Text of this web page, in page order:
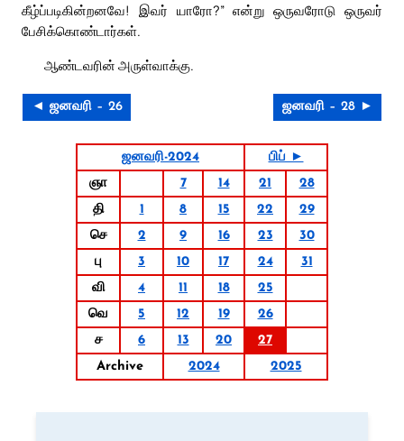
கீழ்ப்படிகின்றனவே! இவர் யாரோ?” என்று ஒருவரோடு ஒருவர்
பேசிக்கொண்டார்கள்.
ஆண்டவரின் அருள்வாக்கு.
◄ ஜனவரி – 26 ஜனவரி – 28 ►
ஜனவரி-2024
பிப் ►
ஞா
7 14 21
28
தி
1 8 15 22
29
செ
2 9 16 23
30
பு
3 10 17 24
31
வி
4 11 18
25
வெ
5 12 19
26
ச
6 13 20
27
Archive
2024 2025